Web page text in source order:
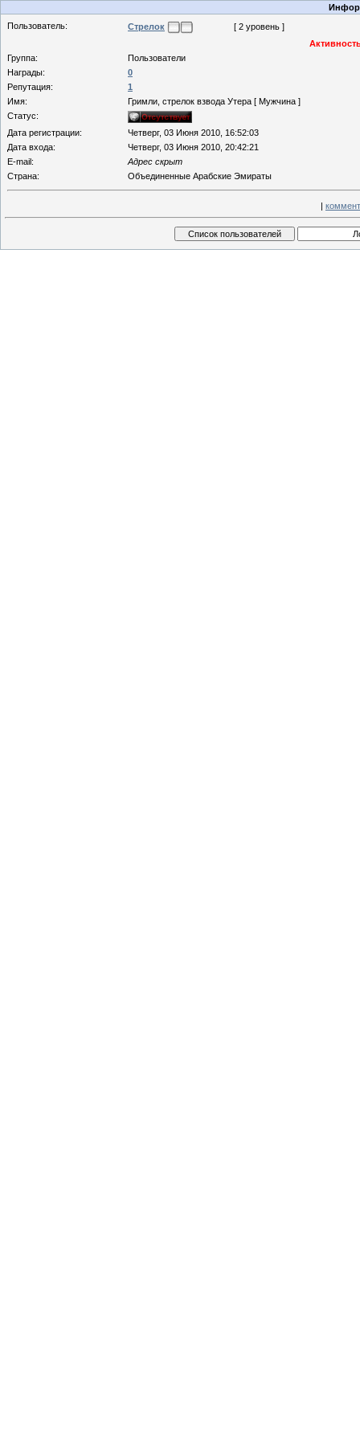
Пользователь:
Стрелoк
[ 2 уровень ]
Группа:
Пользователи
Награды:
0
Репутация:
1
Имя:
Гримли, стрелок взвода Утера [ Мужчина ]
Статус:
Дата регистрации:
Четверг, 03 Июня 2010, 16:52:03
Дата входа:
Четверг, 03 Июня 2010, 20:42:21
E-mail:
Адрес скрыт
Страна:
Объединенные Арабские Эмираты
|